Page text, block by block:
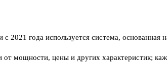
2021 года используется система,
мощности, цены и других характеристик;